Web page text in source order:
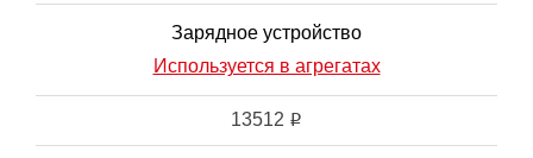
Зарядное устройство
Используется в агрегатах
13512 i